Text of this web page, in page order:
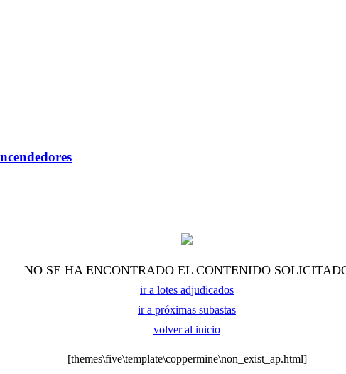
NO SE HA ENCONTRADO EL CONTENIDO
ir a lotes adjudicados
ir a próximas subastas
volver al inicio
[themes\five\template\coppermine\non_exist_ap.html]